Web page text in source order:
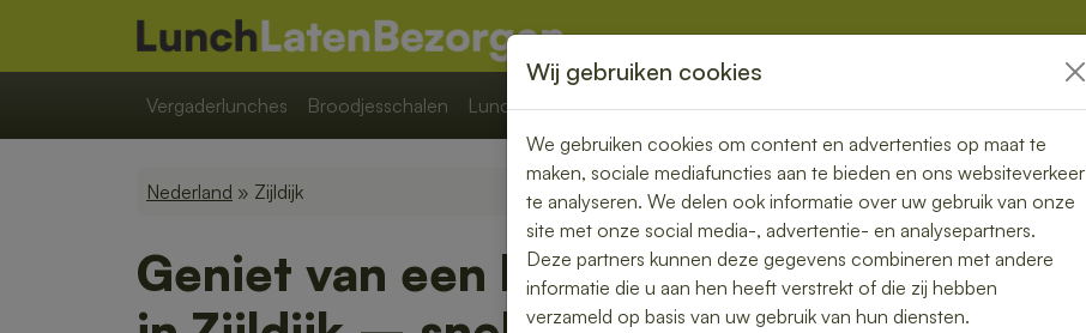
Vergaderlunches Broodjesschalen Lunchpakketten Overige
Nederland » Zijldijk
Geniet van een bezorgde lunch
Wij gebruiken cookies
We gebruiken cookies om content en advertenties op maat te
maken, sociale mediafuncties aan te bieden en ons websiteverkeer
te analyseren. We delen ook informatie over uw gebruik van onze
site met onze social media-, advertentie- en analysepartners.
Deze partners kunnen deze gegevens combineren met andere
informatie die u aan hen heeft verstrekt of die zij hebben
verzameld op basis van uw gebruik van hun diensten.